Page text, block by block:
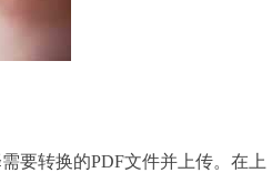
要转换的PDF文件并上传。在上